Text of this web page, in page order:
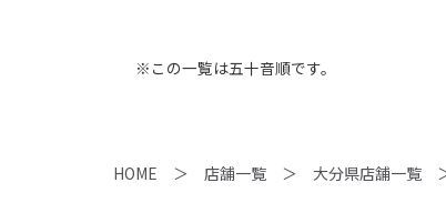
※この一覧は五十音順です。
HOME 店舗一覧 大分県店舗一覧